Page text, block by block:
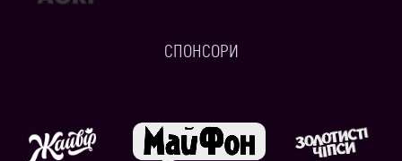
СПОНСОРИ